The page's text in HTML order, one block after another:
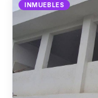
INMUEBLES